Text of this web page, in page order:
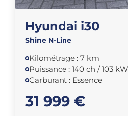
Hyundai i30
Shine N-Line
Kilométrage : 7 km
Puissance : 140 ch / 103 kW
Carburant : Essence
31 999 €